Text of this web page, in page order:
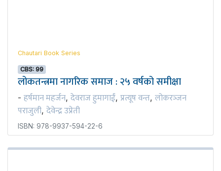
Chautari Book Series
CBS: 99
लोकतन्त्रमा नागरिक समाज : २५ वर्षको समीक्षा
- हर्षमान महर्जन, देवराज हुमागाईं, प्रत्यूष वन्त, लोकरञ्‍जन
पराजुली, देवेन्द्र उप्रेती
ISBN: 978-9937-594-22-6